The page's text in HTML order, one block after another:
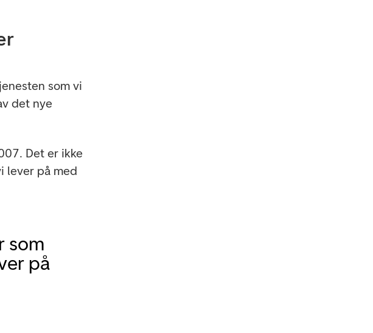
som vi
det nye
Det er ikke
lever på med
som
på